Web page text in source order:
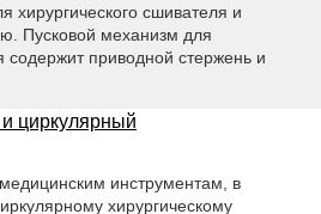
хирургического сшивателя и
Пусковой механизм для
содержит приводной стержень и
и циркулярный
инструментам, в
хирургическому